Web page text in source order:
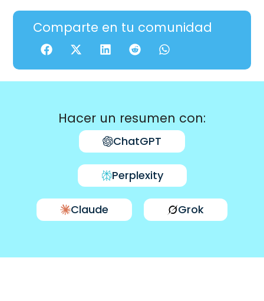
Comparte en tu comunidad
Hacer un resumen con:
ChatGPT
Perplexity
Claude Grok